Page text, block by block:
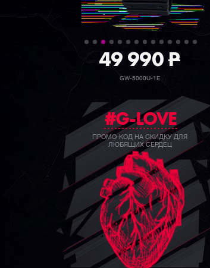
36 990P
GW-5000HS-1E
#G-LOVE
ПРОМО-КОД НА СКИДКУ ДЛЯ
ЛЮБЯЩИХ СЕРДЕЦ